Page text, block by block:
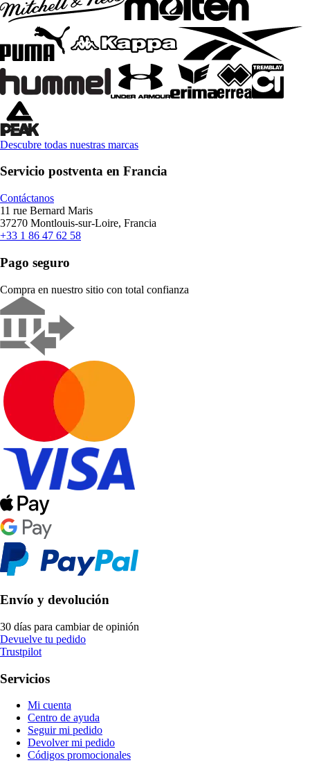
Descubre todas nuestras marcas
Servicio postventa en Francia
Contáctanos
11 rue Bernard Maris
37270 Montlouis-sur-Loire, Francia
+33 1 86 47 62 58
Pago seguro
Compra en nuestro sitio con total confianza
Envío y devolución
30 días para cambiar de opinión
Devuelve tu pedido
Trustpilot
Servicios
Mi cuenta
Centro de ayuda
Seguir mi pedido
Devolver mi pedido
Códigos promocionales